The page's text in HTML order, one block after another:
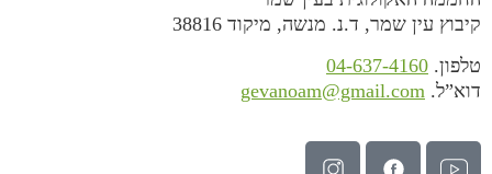
קיבוץ עין שמר, ד.נ. מנשה, מיקוד 38816
טלפון. 04-637-4160
דוא”ל. gevanoam@gmail.com